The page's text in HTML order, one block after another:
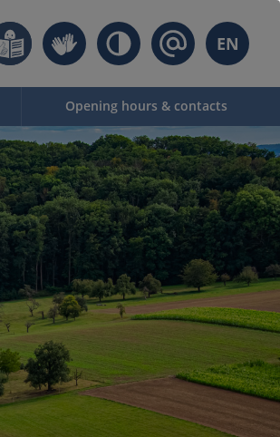
EN
Opening hours & contacts